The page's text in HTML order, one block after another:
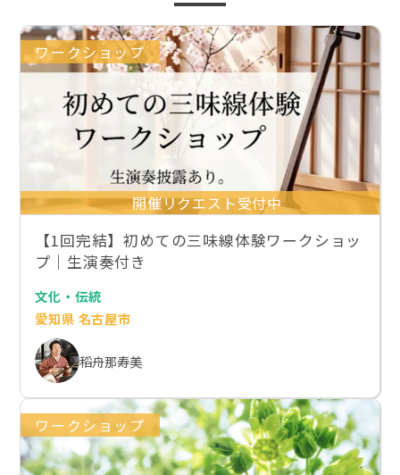
ワークショップ
開催リクエスト受付中
【1回完結】初めての三味線体験ワークショッ
プ｜生演奏付き
文化・伝統
愛知県 名古屋市
稻舟那寿美
ワークショップ